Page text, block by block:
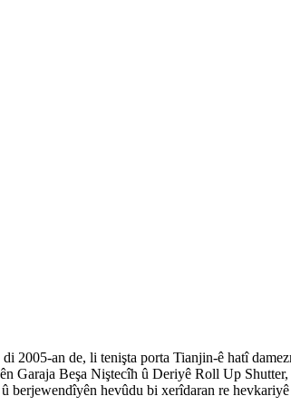
an de, li tenişta porta Tianjin-ê hatî
Beşa Niştecîh û Deriyê Roll Up
hevûdu bi xerîdaran re